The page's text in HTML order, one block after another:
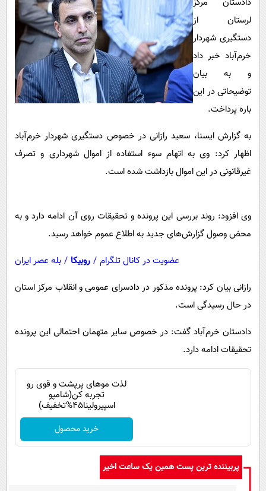
فناوری
گوناگون
حوادث
محیط زیست
فرهنگی
بین الملل
روانشناسی
آشپزی
دانلود
لرستان از
دستگیری شهردار
خرم‌آباد خبر داد
و به بیان
توضیحاتی در این
باره پرداخت.
به گزارش ایسنا، سعید رازانی در خصوص دستگیری شهردار خرم‌آباد
اظهار کرد: وی به اتهام سوء استفاده از اموال شهرداری و تصرف
غیرقانونی در این اموال بازداشت شده است.
وی افزود: روند بررسی این پرونده و تحقیقات روی آن ادامه دارد و به
محض وصول گزارش‌های جدید به اطلاع عموم خواهد رسید.
عضویت در کانال تلگرام / روبیکا / بله عصر ایران
رازانی بیان کرد: پرونده مذکور در دادسرای عمومی و انقلاب مرکز استان
در حال رسیدگی است.
دادستان خرم‌آباد گفت: در خصوص سایر متهمان احتمالی این پرونده
تحقیقات ادامه دارد.
لذت موهای پرپشت و قوی رو
تجربه کن(شامپو
اسپیرولینا45%تخفیف)
خرید محصول
پربیننده ترین پست همین یک ساعت اخیر